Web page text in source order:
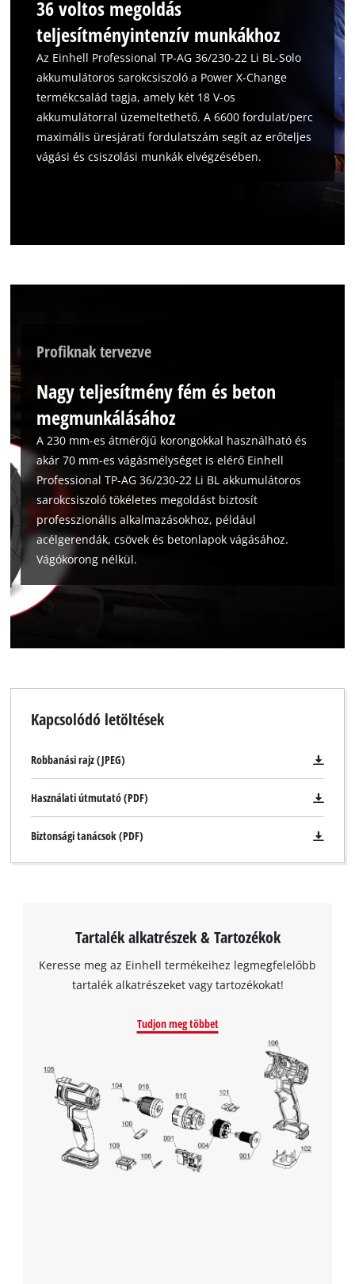
This content is not permitted to load due
to trackers that are not disclosed to the
visitor. The website owner needs to setup
the site with their CMP to add this content
to the list of technologies used.
Powered byUsercentrics Consent
Management Platform
36 voltos megoldás
teljesítményintenzív munkákhoz
Az Einhell Professional TP-AG 36/230-22 Li BL-Solo
akkumulátoros sarokcsiszoló a Power X-Change
termékcsalád tagja, amely két 18 V-os
akkumulátorral üzemeltethető. A 6600 fordulat/perc
maximális üresjárati fordulatszám segít az erőteljes
vágási és csiszolási munkák elvégzésében.
Profiknak tervezve
Nagy teljesítmény fém és beton
megmunkálásához
A 230 mm-es átmérőjű korongokkal használható és
akár 70 mm-es vágásmélységet is elérő Einhell
Professional TP-AG 36/230-22 Li BL akkumulátoros
sarokcsiszoló tökéletes megoldást biztosít
professzionális alkalmazásokhoz, például
acélgerendák, csövek és betonlapok vágásához.
Vágókorong nélkül.
Kapcsolódó letöltések
Robbanási rajz (JPEG)
Használati útmutató (PDF)
Biztonsági tanácsok (PDF)
Tartalék alkatrészek & Tartozékok
Keresse meg az Einhell termékeihez legmegfelelőbb
tartalék alkatrészeket vagy tartozékokat!
Tudjon meg többet